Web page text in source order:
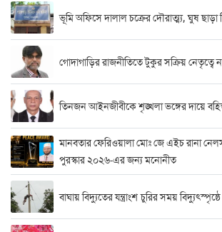
ভূমি অফিসে দালাল চক্রের দৌরাত্ম্য, ঘুষ ছাড়া
গোদাগাড়ির রাজনীতিতে টুকুর সক্রিয়
তিনজন আইনজীবীকে শৃঙ্খলা ভঙ্গের দায়ে
মানবতার ফেরিওয়ালা মোঃ জে এইচ রানা
পুরস্কার ২০২৬-এর জন্য মনোনীত
বাঘায় বিদ্যুতের যন্ত্রাংশ চুরির সময়